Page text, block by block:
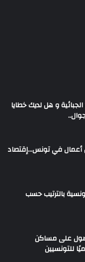
و هل لديك خطايا
أغنى 10 رجل أعمال في تونس…إقتصاد
بالترتيب حسب
على مساكن
للتونسيين